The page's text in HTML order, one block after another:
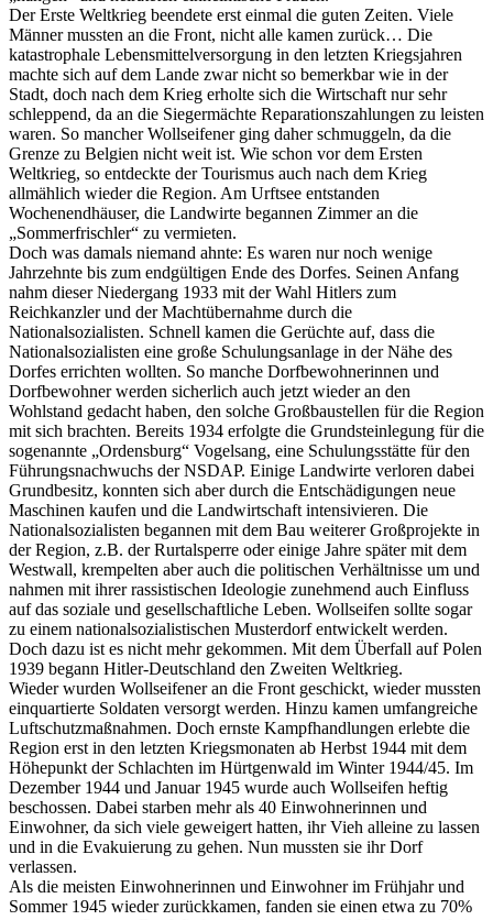
Der Erste Weltkrieg beendete erst einmal die guten Zeiten. Viele
Männer mussten an die Front, nicht alle kamen zurück… Die
katastrophale Lebensmittelversorgung in den letzten Kriegsjahren
machte sich auf dem Lande zwar nicht so bemerkbar wie in der
Stadt, doch nach dem Krieg erholte sich die Wirtschaft nur sehr
schleppend, da an die Siegermächte Reparationszahlungen zu leisten
waren. So mancher Wollseifener ging daher schmuggeln, da die
Grenze zu Belgien nicht weit ist. Wie schon vor dem Ersten
Weltkrieg, so entdeckte der Tourismus auch nach dem Krieg
allmählich wieder die Region. Am Urftsee entstanden
Wochenendhäuser, die Landwirte begannen Zimmer an die
„Sommerfrischler“ zu vermieten.
Doch was damals niemand ahnte: Es waren nur noch wenige
Jahrzehnte bis zum endgültigen Ende des Dorfes. Seinen Anfang
nahm dieser Niedergang 1933 mit der Wahl Hitlers zum
Reichkanzler und der Machtübernahme durch die
Nationalsozialisten. Schnell kamen die Gerüchte auf, dass die
Nationalsozialisten eine große Schulungsanlage in der Nähe des
Dorfes errichten wollten. So manche Dorfbewohnerinnen und
Dorfbewohner werden sicherlich auch jetzt wieder an den
Wohlstand gedacht haben, den solche Großbaustellen für die Region
mit sich brachten. Bereits 1934 erfolgte die Grundsteinlegung für die
sogenannte „Ordensburg“ Vogelsang, eine Schulungsstätte für den
Führungsnachwuchs der NSDAP. Einige Landwirte verloren dabei
Grundbesitz, konnten sich aber durch die Entschädigungen neue
Maschinen kaufen und die Landwirtschaft intensivieren. Die
Nationalsozialisten begannen mit dem Bau weiterer Großprojekte in
der Region, z.B. der Rurtalsperre oder einige Jahre später mit dem
Westwall, krempelten aber auch die politischen Verhältnisse um und
nahmen mit ihrer rassistischen Ideologie zunehmend auch Einfluss
auf das soziale und gesellschaftliche Leben. Wollseifen sollte sogar
zu einem nationalsozialistischen Musterdorf entwickelt werden.
Doch dazu ist es nicht mehr gekommen. Mit dem Überfall auf Polen
1939 begann Hitler-Deutschland den Zweiten Weltkrieg.
Wieder wurden Wollseifener an die Front geschickt, wieder mussten
einquartierte Soldaten versorgt werden. Hinzu kamen umfangreiche
Luftschutzmaßnahmen. Doch ernste Kampfhandlungen erlebte die
Region erst in den letzten Kriegsmonaten ab Herbst 1944 mit dem
Höhepunkt der Schlachten im Hürtgenwald im Winter 1944/45. Im
Dezember 1944 und Januar 1945 wurde auch Wollseifen heftig
beschossen. Dabei starben mehr als 40 Einwohnerinnen und
Einwohner, da sich viele geweigert hatten, ihr Vieh alleine zu lassen
und in die Evakuierung zu gehen. Nun mussten sie ihr Dorf
verlassen.
Als die meisten Einwohnerinnen und Einwohner im Frühjahr und
Sommer 1945 wieder zurückkamen, fanden sie einen etwa zu 70%